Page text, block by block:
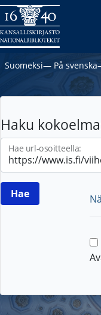
Suomeksi― På svenska
Haku
Hae url-osoitteella: